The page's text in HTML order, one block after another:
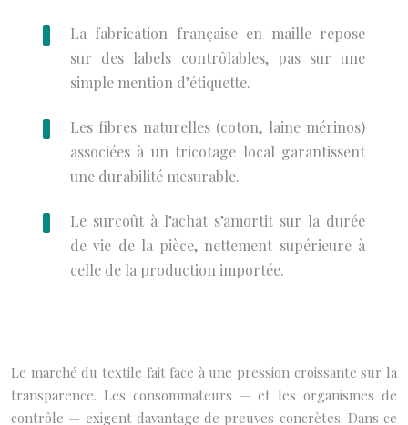
La fabrication française en maille repose
sur des labels contrôlables, pas sur une
simple mention d’étiquette.
Les fibres naturelles (coton, laine mérinos)
associées à un tricotage local garantissent
une durabilité mesurable.
Le surcoût à l’achat s’amortit sur la durée
de vie de la pièce, nettement supérieure à
celle de la production importée.
Le marché du textile fait face à une pression croissante sur la
transparence. Les consommateurs — et les organismes de
contrôle — exigent davantage de preuves concrètes. Dans ce